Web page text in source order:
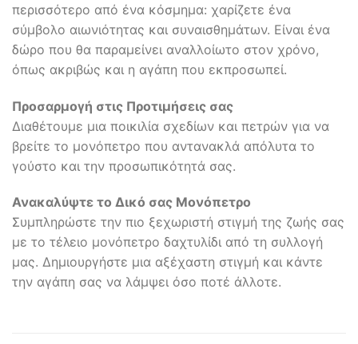
περισσότερο από ένα κόσμημα: χαρίζετε ένα
σύμβολο αιωνιότητας και συναισθημάτων. Είναι ένα
δώρο που θα παραμείνει αναλλοίωτο στον χρόνο,
όπως ακριβώς και η αγάπη που εκπροσωπεί.
Προσαρμογή στις Προτιμήσεις σας
Διαθέτουμε μια ποικιλία σχεδίων και πετρών για να
βρείτε το μονόπετρο που αντανακλά απόλυτα το
γούστο και την προσωπικότητά σας.
Ανακαλύψτε το Δικό σας Μονόπετρο
Συμπληρώστε την πιο ξεχωριστή στιγμή της ζωής σας
με το τέλειο μονόπετρο δαχτυλίδι από τη συλλογή
μας. Δημιουργήστε μια αξέχαστη στιγμή και κάντε
την αγάπη σας να λάμψει όσο ποτέ άλλοτε.